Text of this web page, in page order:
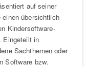
auf seiner
einen übersichtlich
Kindersoftware-
Eingeteilt in
Sachthemen oder
Software bzw.